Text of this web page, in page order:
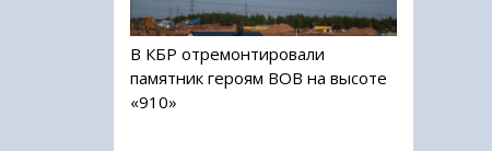
В КБР отремонтировали
памятник героям ВОВ на высоте
«910»